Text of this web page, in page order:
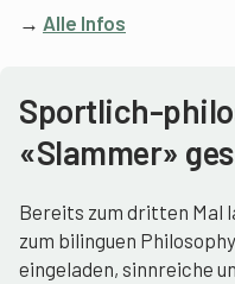
→ Alle Infos
Sportlich-
«Slammer»
Bereits zum dritten Mal
zum bilinguen
eingeladen, sinnreiche